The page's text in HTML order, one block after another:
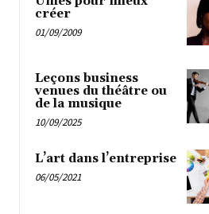
créer
01/09/2009
Leçons business
venues du théâtre ou
de la musique
10/09/2025
L’art dans l’entreprise
06/05/2021